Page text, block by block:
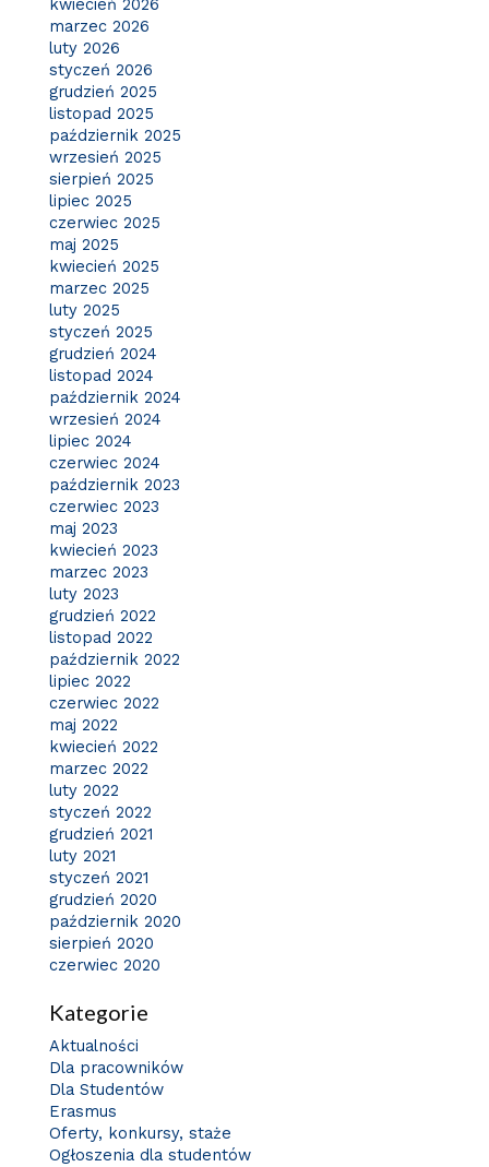
kwiecień 2026
marzec 2026
luty 2026
styczeń 2026
grudzień 2025
listopad 2025
październik 2025
wrzesień 2025
sierpień 2025
lipiec 2025
czerwiec 2025
maj 2025
kwiecień 2025
marzec 2025
luty 2025
styczeń 2025
grudzień 2024
listopad 2024
październik 2024
wrzesień 2024
lipiec 2024
czerwiec 2024
październik 2023
czerwiec 2023
maj 2023
kwiecień 2023
marzec 2023
luty 2023
grudzień 2022
listopad 2022
październik 2022
lipiec 2022
czerwiec 2022
maj 2022
kwiecień 2022
marzec 2022
luty 2022
styczeń 2022
grudzień 2021
luty 2021
styczeń 2021
grudzień 2020
październik 2020
sierpień 2020
czerwiec 2020
Kategorie
Aktualności
Dla pracowników
Dla Studentów
Erasmus
Oferty, konkursy, staże
Ogłoszenia dla studentów